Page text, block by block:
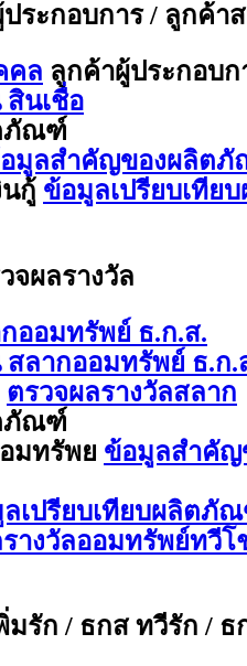
ระกอบการ / ลูกค้า
คล ลูกค้าผู้ประกอบก
สินเชื่อ
ภัณฑ์
มูลสำคัญของผลิตภัณ
นกู้ ข้อมูลเปรียบเทีย
จผลรางวัล
ออมทรัพย์ ธ.ก.ส.
ลากออมทรัพย์ ธ.ก.
ตรวจผลรางวัลสลาก
ภัณฑ์
อมทรัพย ข้อมูลสำคัญ
เปรียบเทียบผลิตภั
างวัลออมทรัพย์ทวีโ
มรัก / ธกส ทวีรัก /